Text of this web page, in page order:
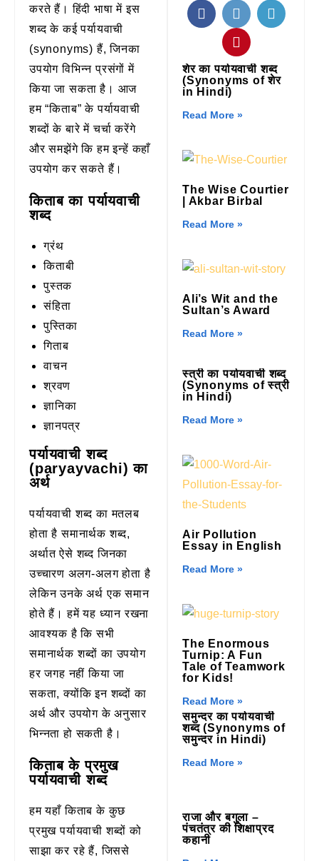
करते हैं। हिंदी भाषा में इस
शब्द के कई पर्यायवाची
(synonyms) हैं, जिनका
उपयोग विभिन्न प्रसंगों में
किया जा सकता है। आज
हम “किताब” के पर्यायवाची
शब्दों के बारे में चर्चा करेंगे
और समझेंगे कि हम इन्हें कहाँ
उपयोग कर सकते हैं।
किताब का पर्यायवाची
शब्द
ग्रंथ
किताबी
पुस्तक
संहिता
पुस्तिका
गिताब
वाचन
श्रवण
ज्ञानिका
ज्ञानपत्र
पर्यायवाची शब्द
(paryayvachi) का
अर्थ
पर्यायवाची शब्द का मतलब
होता है समानार्थक शब्द,
अर्थात ऐसे शब्द जिनका
उच्चारण अलग-अलग होता है
लेकिन उनके अर्थ एक समान
होते हैं। हमें यह ध्यान रखना
आवश्यक है कि सभी
समानार्थक शब्दों का उपयोग
हर जगह नहीं किया जा
सकता, क्योंकि इन शब्दों का
अर्थ और उपयोग के अनुसार
भिन्नता हो सकती है।
किताब के प्रमुख
पर्यायवाची शब्द
हम यहाँ किताब के कुछ
प्रमुख पर्यायवाची शब्दों को
साझा कर रहे हैं, जिससे
शेर का पर्यायवाची शब्द
(Synonyms of शेर
in Hindi)
Read More »
The Wise Courtier
| Akbar Birbal
Read More »
Ali’s Wit and the
Sultan’s Award
Read More »
स्त्री का पर्यायवाची शब्द
(Synonyms of स्त्री
in Hindi)
Read More »
Air Pollution
Essay in English
Read More »
The Enormous
Turnip: A Fun
Tale of Teamwork
for Kids!
Read More »
समुन्दर का पर्यायवाची
शब्द (Synonyms of
समुन्दर in Hindi)
Read More »
राजा और बगुला –
पंचतंत्र की शिक्षाप्रद
कहानी